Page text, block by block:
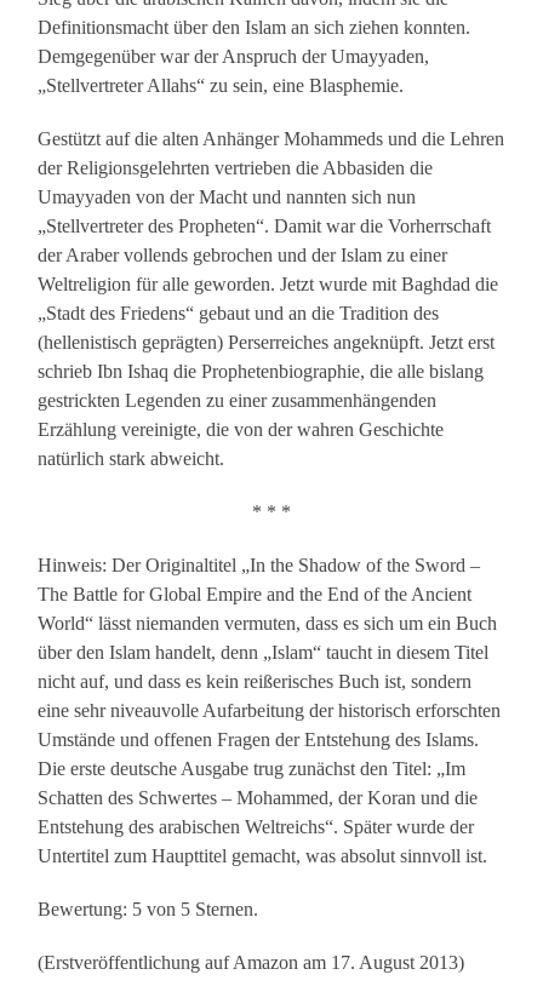
Definitionsmacht über den Islam an sich ziehen konnten.
Demgegenüber war der Anspruch der Umayyaden,
„Stellvertreter Allahs“ zu sein, eine Blasphemie.
Gestützt auf die alten Anhänger Mohammeds und die Lehren
der Religionsgelehrten vertrieben die Abbasiden die
Umayyaden von der Macht und nannten sich nun
„Stellvertreter des Propheten“. Damit war die Vorherrschaft
der Araber vollends gebrochen und der Islam zu einer
Weltreligion für alle geworden. Jetzt wurde mit Baghdad die
„Stadt des Friedens“ gebaut und an die Tradition des
(hellenistisch geprägten) Perserreiches angeknüpft. Jetzt erst
schrieb Ibn Ishaq die Prophetenbiographie, die alle bislang
gestrickten Legenden zu einer zusammenhängenden
Erzählung vereinigte, die von der wahren Geschichte
natürlich stark abweicht.
* * *
Hinweis: Der Originaltitel „In the Shadow of the Sword –
The Battle for Global Empire and the End of the Ancient
World“ lässt niemanden vermuten, dass es sich um ein Buch
über den Islam handelt, denn „Islam“ taucht in diesem Titel
nicht auf, und dass es kein reißerisches Buch ist, sondern
eine sehr niveauvolle Aufarbeitung der historisch erforschten
Umstände und offenen Fragen der Entstehung des Islams.
Die erste deutsche Ausgabe trug zunächst den Titel: „Im
Schatten des Schwertes – Mohammed, der Koran und die
Entstehung des arabischen Weltreichs“. Später wurde der
Untertitel zum Haupttitel gemacht, was absolut sinnvoll ist.
Bewertung: 5 von 5 Sternen.
(Erstveröffentlichung auf Amazon am 17. August 2013)